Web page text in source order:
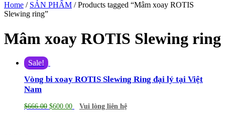
Home / SẢN PHẨM / Products tagged “Mâm xoay ROTIS
Slewing ring”
Mâm xoay ROTIS Slewing ring
Sale!
Vòng bi xoay ROTIS Slewing Ring đại lý tại Việt
Nam
$666.00 $600.00 Vui lòng liên hệ